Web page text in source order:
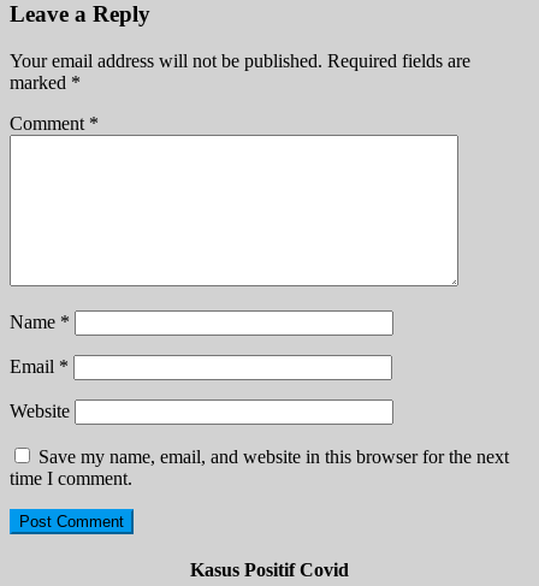
Leave a Reply
Your email address will not be published. Required fields are
marked *
Comment *
Name *
Email *
Website
Save my name, email, and website in this browser for the next
time I comment.
Kasus Positif Covid